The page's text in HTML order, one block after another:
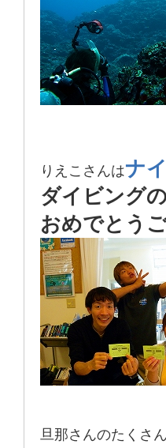
りえこさんはナ
ダイビング
おめでとう
旦那さんのたくさ